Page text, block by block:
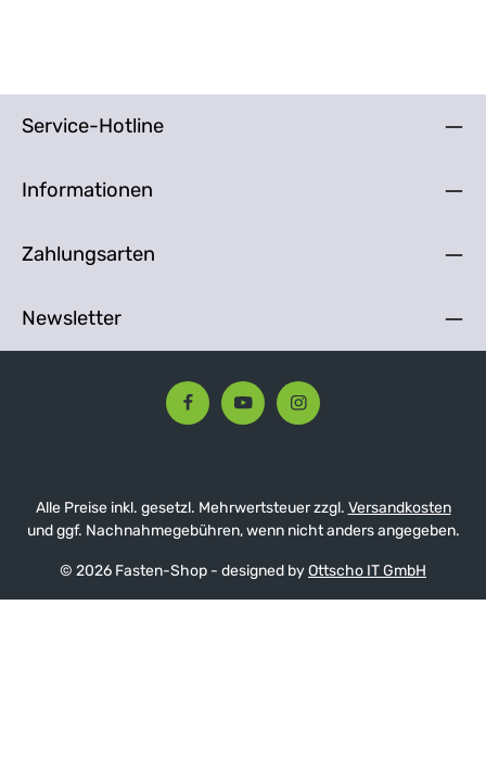
Service-Hotline
Informationen
Zahlungsarten
Newsletter
© 2026 Fasten-Shop - designed byOttscho IT GmbH
Alle Preise inkl. gesetzl. Mehrwertsteuer zzgl. Versandkosten
und ggf. Nachnahmegebühren, wenn nicht anders angegeben.